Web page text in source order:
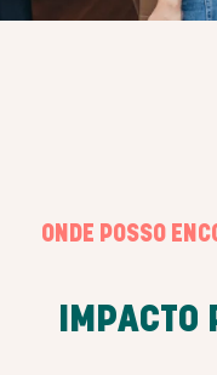
ONDE POSSO
IMPACTO